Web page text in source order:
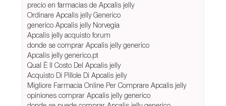
precio en farmacias de Apcalis jelly
Ordinare Apcalis jelly Generico
generico Apcalis jelly Norvegia
Apcalis jelly acquisto forum
donde se comprar Apcalis jelly generico
Apcalis jelly generico.pt
Qual È Il Costo Del Apcalis jelly
Acquisto Di Pillole Di Apcalis jelly
Migliore Farmacia Online Per Comprare Apcalis jelly
opiniones comprar Apcalis jelly generico